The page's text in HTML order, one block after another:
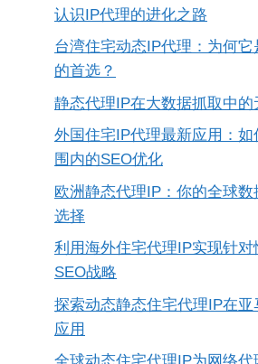
认识IP代理的进化之路
台湾住宅动态IP代理：为何它
的首选？
静态代理IP在大数据抓取中
外国住宅IP代理最新应用：
围内的SEO优化
欧洲静态代理IP：你的全球数
选择
利用海外住宅代理IP实现针对
SEO战略
探索动态静态住宅代理IP在亚
应用